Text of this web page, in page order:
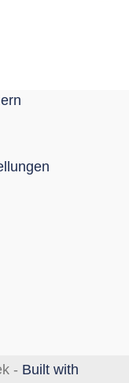
- Built with